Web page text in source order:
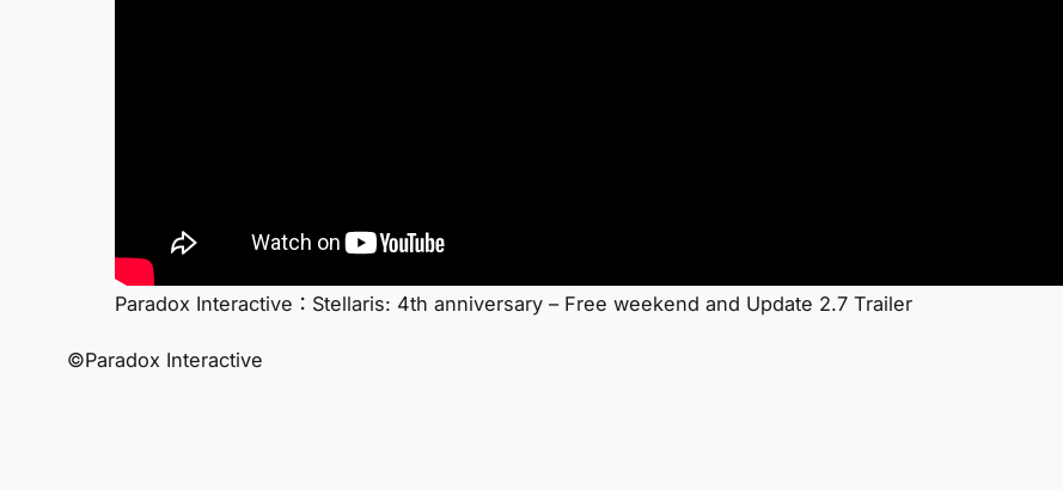
Paradox Interactive：Stellaris: 4th anniversary – Free weekend and Update 2.7 Trailer
©Paradox Interactive